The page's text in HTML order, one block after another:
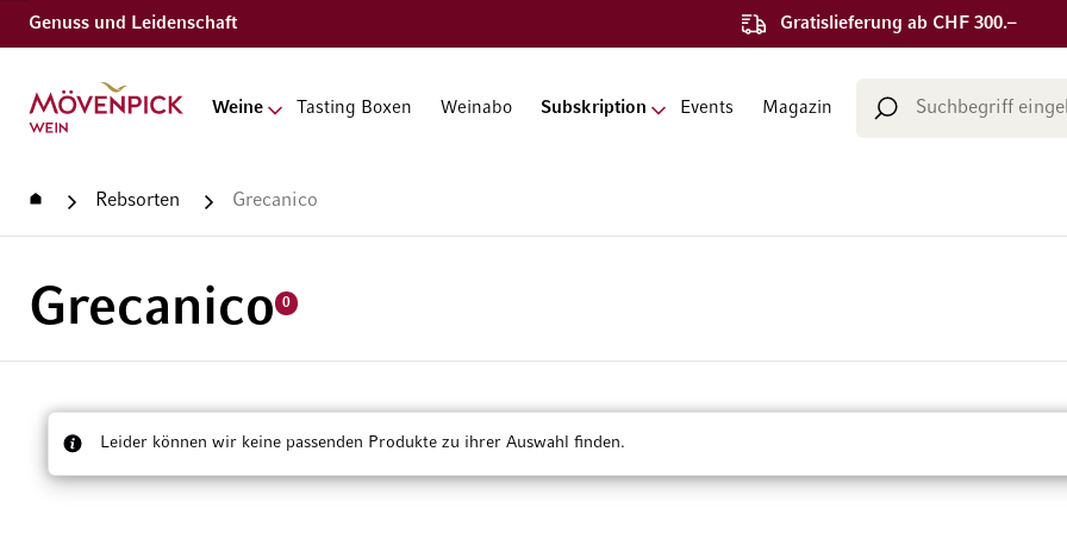
Genuss und Leidenschaft Gratislieferung ab CHF 300.–
Zur Startseite
Weine Tasting Boxen Weinabo Subskription Events Magazin
Suche
StartseiteRebsorten Grecanico
Grecanico 0
Leider können wir keine passenden Produkte zu ihrer Auswahl finden.